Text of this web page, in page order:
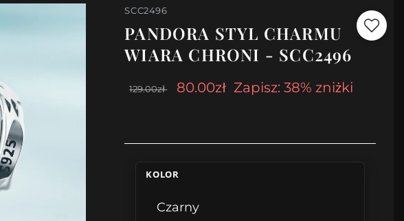
SCC2496
PANDORA STYL CHARMU
WIARA CHRONI - SCC2496
129.00zł 80.00zł Zapisz: 38% zniżki
KOLOR
Czarny